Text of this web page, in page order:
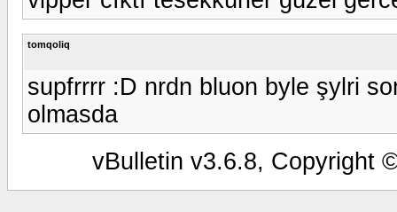
tomqoliq
supfrrrr :D nrdn bluon byle şylri
olmasda
vBulletin v3.6.8, Copyright